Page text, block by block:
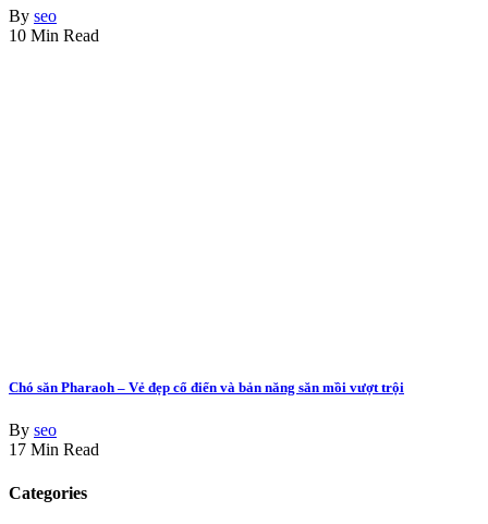
By seo
10 Min Read
Chó săn Pharaoh – Vẻ đẹp cổ điển và bản năng săn mồi vượt trội
By seo
17 Min Read
Categories